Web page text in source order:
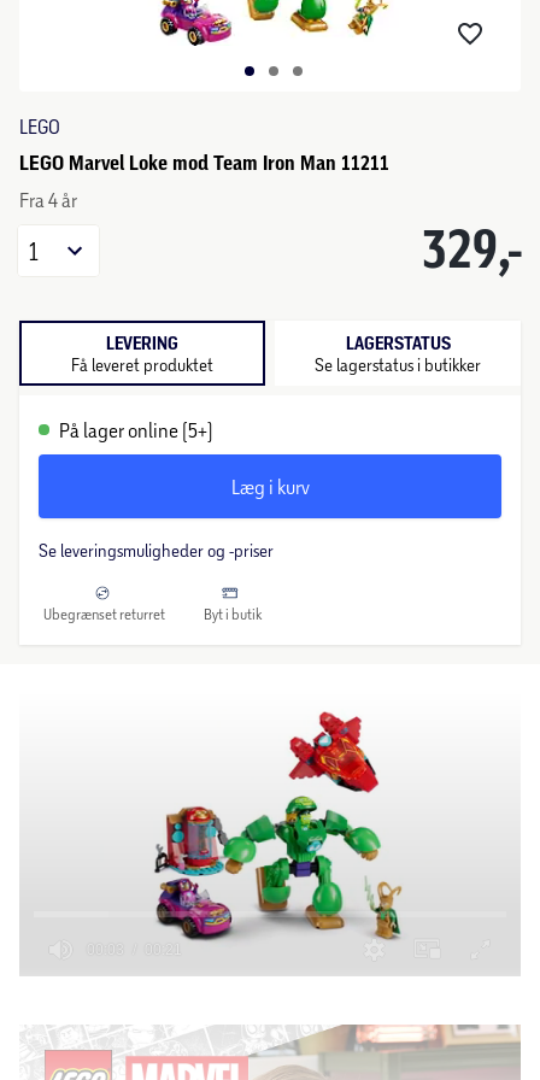
LEGO
LEGO Marvel Loke mod Team Iron Man 11211
Fra 4 år
329,-
1
LEVERING
Få leveret produktet
LAGERSTATUS
Se lagerstatus i butikker
På lager online (5+)
Læg i kurv
Se leveringsmuligheder og -priser
Ubegrænset returret Byt i butik